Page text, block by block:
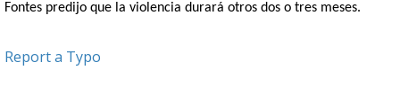
Fontes predijo que la violencia durará otros dos o tres meses.
Report a Typo